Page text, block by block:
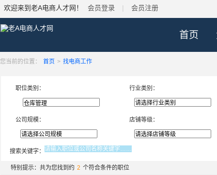
欢迎来到老A电商人才网！ 会员登录 | 会员注册
首页
您当前的位置： 首页 > 找电商工作
职位类别： 行业类别：
公司规模： 店铺等级：
搜索关键字：
特别提示：共为您找到约 2 个符合条件的职位